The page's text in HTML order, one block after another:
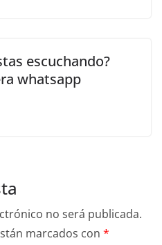
escuchando?
whatsapp
no será publicada.
marcados con *